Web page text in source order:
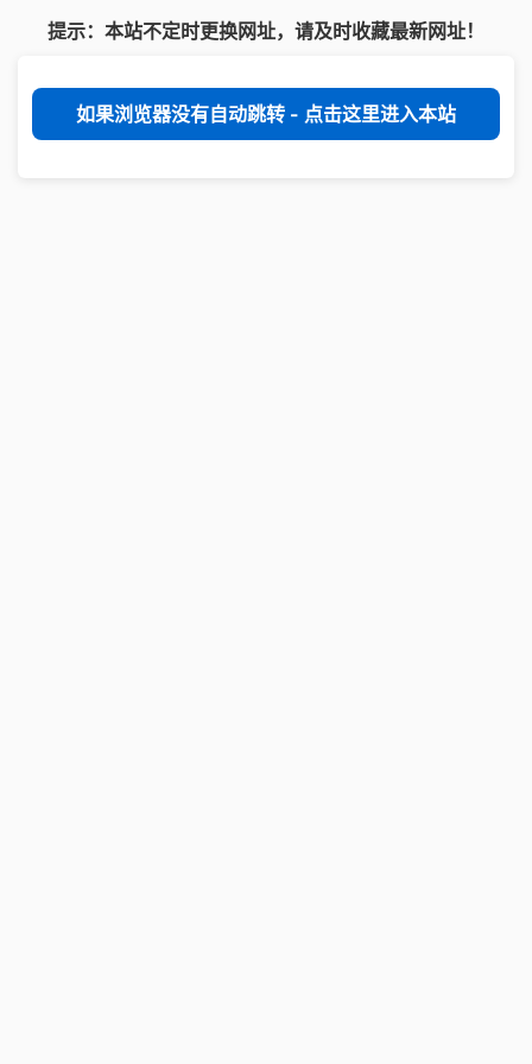
提示：本站不定时更换网址，请及时收藏最新网址！
如果浏览器没有自动跳转 - 点击这里进入本站